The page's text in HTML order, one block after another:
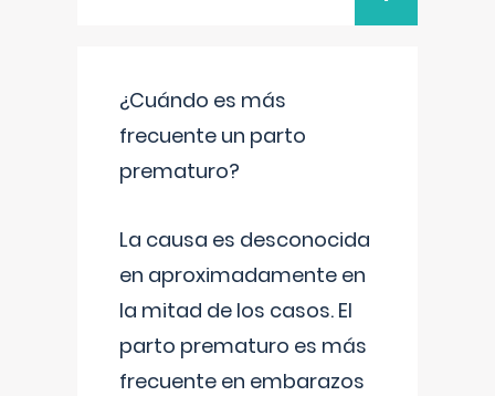
¿Cuándo es más
frecuente un parto
prematuro?
La causa es desconocida
en aproximadamente en
la mitad de los casos. El
parto prematuro es más
frecuente en embarazos